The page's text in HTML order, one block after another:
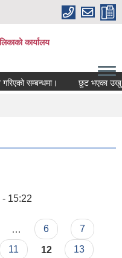
कार्यालय
सम्बन्धमा। छुट भएका उखु
- 15:22
6
7
11 12
13